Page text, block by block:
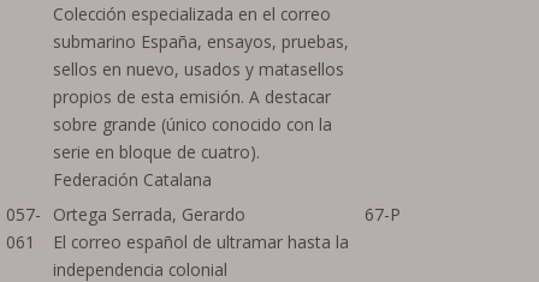
Colección especializada en el correo
submarino España, ensayos, pruebas,
sellos en nuevo, usados y matasellos
propios de esta emisión. A destacar
sobre grande (único conocido con la
serie en bloque de cuatro).
Federación Catalana
057-
061
Ortega Serrada, Gerardo
El correo español de ultramar hasta la
independencia colonial
67-P